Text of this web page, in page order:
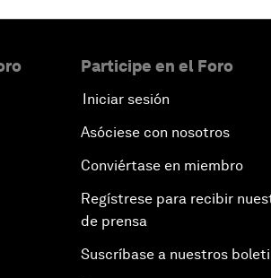
Participe en el Foro
Iniciar sesión
Asóciese con nosotros
Conviértase en miembro
Regístrese para recibir
de prensa
Suscríbase a nuestros